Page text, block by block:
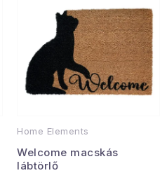
Home Elements
Welcome macskás
lábtörlő